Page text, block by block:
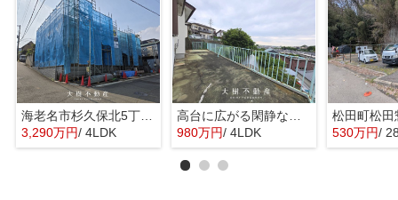
海老名市杉久保北5丁目 新築戸建て 全3棟
3,290万円/ 4LDK
高台に広がる閑静な住宅 暮らしの楽しみ
980万円/ 4LDK 530万円/